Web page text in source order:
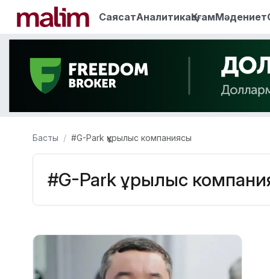
СаясатАналитикаҚоғамМәдениет
Басты #G-Park құрылыс компаниясы
#G-Park құрылыс